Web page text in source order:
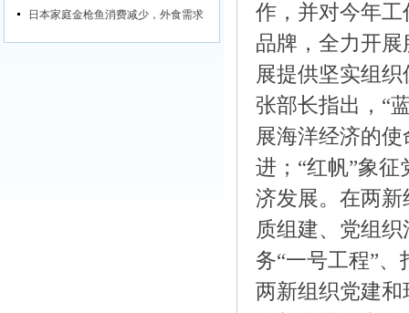
日本家庭金枪鱼消费减少，外食需求
作，并对今年工
品牌，全力开
展提供坚实组
张部长指出，“
展海洋经济的
进；“红帆”象
济发展。在两新
质组建、党组
务“一号工程”
两新组织党建